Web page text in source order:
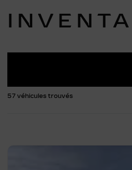
57 véhicules trouvés